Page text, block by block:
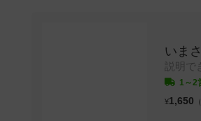
いま
説明
1～2
¥1,650